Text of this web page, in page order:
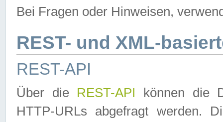
Bei Fragen oder Hinweisen,
REST- und XML-
REST-API
Über die REST-API können die
HTTP-URLs abgefragt werden.